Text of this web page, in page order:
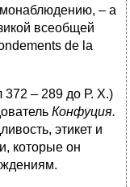
– а
всеобщей
de la
– 289 до Р. X.)
Конфуция.
этикет и
которые он